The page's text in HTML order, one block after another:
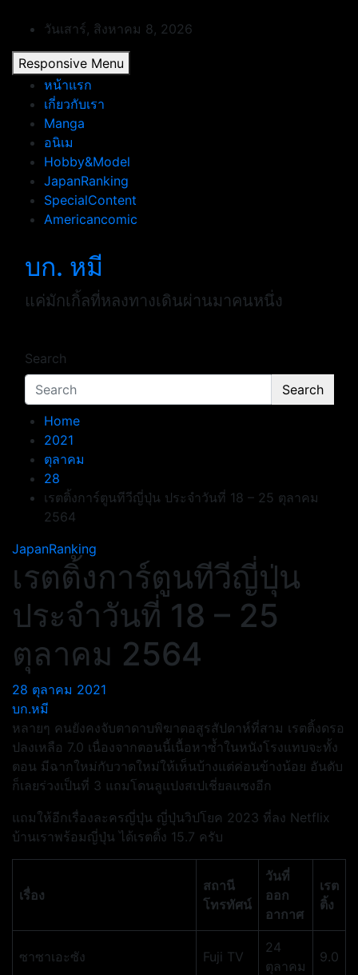
content
วันเสาร์, สิงหาคม 8, 2026
Responsive Menu
หน้าแรก
เกี่ยวกับเรา
Manga
อนิเม
Hobby&Model
JapanRanking
SpecialContent
Americancomic
บก. หมี
แค่มักเกิ้ลที่หลงทางเดินผ่านมาคนหนึ่ง
Search
Search
Home
2021
ตุลาคม
28
เรตติ้งการ์ตูนทีวีญี่ปุ่น ประจำวันที่ 18 – 25 ตุลาคม
2564
JapanRanking
เรตติ้งการ์ตูนทีวีญี่ปุ่น
ประจำวันที่ 18 – 25
ตุลาคม 2564
28 ตุลาคม 2021
บก.หมี
หลายๆ คนยังคงจับตาดาบพิฆาตอสูรสัปดาห์ที่สาม เรตติ้งดรอ
ปลงเหลือ 7.0 เนื่องจากตอนนี้เนื้อหาซ้ำในหนังโรงแทบจะทั้ง
ตอน มีฉากใหม่กับวาดใหม่ให้เห็นบ้างแต่ค่อนข้างน้อย อันดับ
ก็เลยร่วงเป็นที่ 3 แถมโดนลูแปงสเปเชี่ยลแซงอีก
แถมให้อีกเรื่องละครญี่ปุ่น ญี่ปุ่นวิปโยค 2023 ที่ลง Netflix
บ้านเราพร้อมญี่ปุ่น ได้เรตติ้ง 15.7 ครับ
เรื่อง
สถานี
โทรทัศน์
วันที่
ออก
อากาศ
เรต
ติ้ง
ซาซาเอะซัง Fuji TV
24
ตุลาคม
9.0